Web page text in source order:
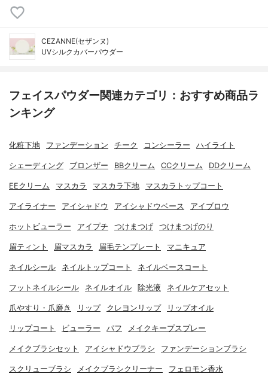
CEZANNE(セザンヌ)
UVシルクカバーパウダー
フェイスパウダー関連カテゴリ：おすすめ商品ラ
ンキング
化粧下地 ファンデーション チーク コンシーラー ハイライト
シェーディング ブロンザー BBクリーム CCクリーム DDクリーム
EEクリーム マスカラ マスカラ下地 マスカラトップコート
アイライナー アイシャドウ アイシャドウベース アイブロウ
ホットビューラー アイプチ つけまつげ つけまつげのり
眉ティント 眉マスカラ 眉毛テンプレート マニキュア
ネイルシール ネイルトップコート ネイルベースコート
フットネイルシール ネイルオイル 除光液 ネイルケアセット
爪やすり・爪磨き リップ クレヨンリップ リップオイル
リップコート ビューラー パフ メイクキープスプレー
メイクブラシセット アイシャドウブラシ ファンデーションブラシ
スクリューブラシ メイクブラシクリーナー フェロモン香水